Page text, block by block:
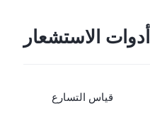
أدوات الاستشعار
قياس التسارع